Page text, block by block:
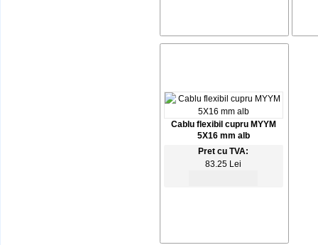
Cablu flexibil cupru MYYM
5X16 mm alb
Pret cu TVA:
83.25 Lei